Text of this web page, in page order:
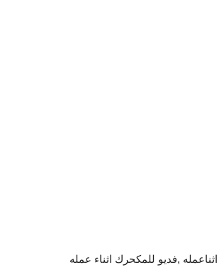
,فديو للمكحرك اثناء عمله